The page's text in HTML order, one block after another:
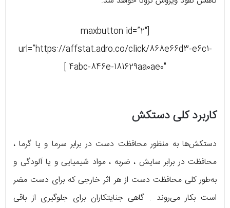
[maxbutton id=”2″
url=”https://affstat.adro.co/click/868e66d3-e6c1-
4abc-846e-181629aa0ae0″ ]
کاربرد کلی دستکش
دستکش‌ها به منظور محافظت دست در برابر سرما و یا گرما ،
محافظت در برابر سایش ، ضربه ، مواد شیمیایی و یا آلودگی و
به‌طور کلی محافظت دست از هر اثر خارجی که برای دست مضر
است بکار می‌روند . گاهی جنایتکاران برای جلوگیری از باقی